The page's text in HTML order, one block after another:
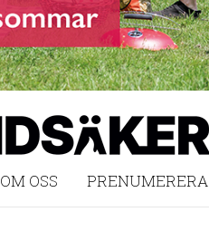
OM OSS PRENUMERERA